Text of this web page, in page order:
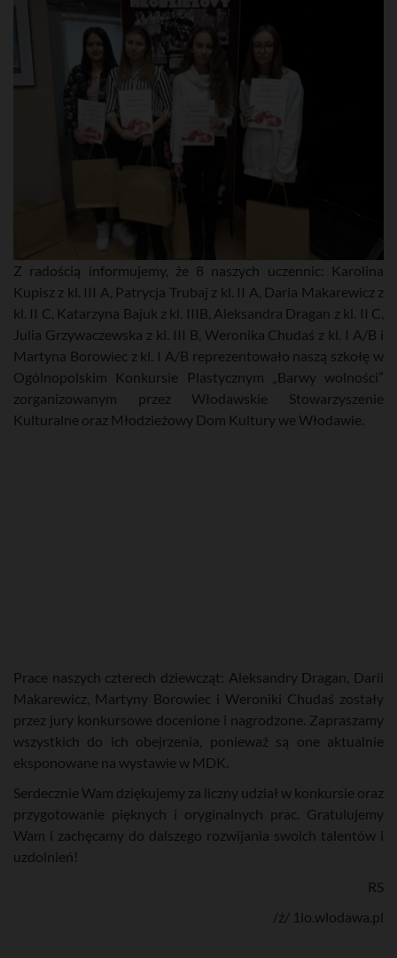
Z radością informujemy, że 8 naszych uczennic: Karolina
Kupisz z kl. III A, Patrycja Trubaj z kl. II A, Daria Makarewicz z
kl. II C, Katarzyna Bajuk z kl. IIIB, Aleksandra Dragan z kl. II C,
Julia Grzywaczewska z kl. III B, Weronika Chudaś z kl. I A/B i
Martyna Borowiec z kl. I A/B reprezentowało naszą szkołę w
Ogólnopolskim Konkursie Plastycznym „Barwy wolności”
zorganizowanym przez Włodawskie Stowarzyszenie
Kulturalne oraz Młodzieżowy Dom Kultury we Włodawie.
Prace naszych czterech dziewcząt: Aleksandry Dragan, Darii
Makarewicz, Martyny Borowiec i Weroniki Chudaś zostały
przez jury konkursowe docenione i nagrodzone. Zapraszamy
wszystkich do ich obejrzenia, ponieważ są one aktualnie
eksponowane na wystawie w MDK.
Serdecznie Wam dziękujemy za liczny udział w konkursie oraz
przygotowanie pięknych i oryginalnych prac. Gratulujemy
Wam i zachęcamy do dalszego rozwijania swoich talentów i
uzdolnień!
RS
/ź/ 1lo.wlodawa.pl